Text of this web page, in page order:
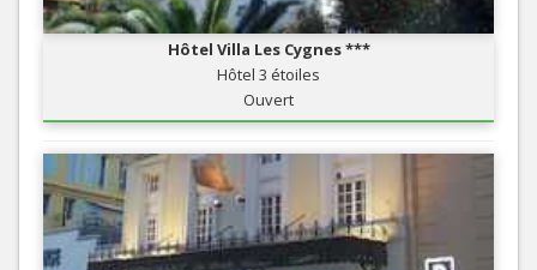
Hôtel Villa Les Cygnes ***
Hôtel 3 étoiles
Ouvert